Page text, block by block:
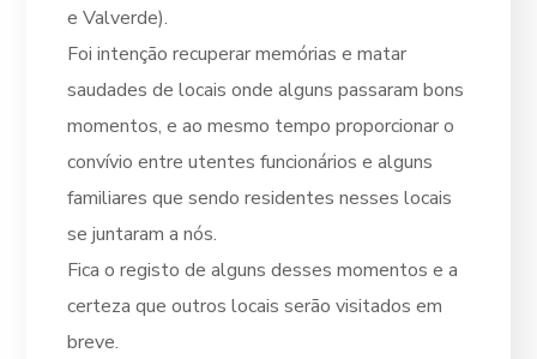
e Valverde).
Foi intenção recuperar memórias e matar
saudades de locais onde alguns passaram bons
momentos, e ao mesmo tempo proporcionar o
convívio entre utentes funcionários e alguns
familiares que sendo residentes nesses locais
se juntaram a nós.
Fica o registo de alguns desses momentos e a
certeza que outros locais serão visitados em
breve.